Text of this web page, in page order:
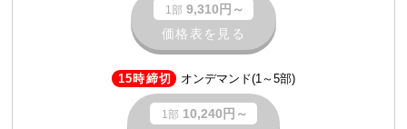
1部 9,310円～
価格表を見る
15時締切 オンデマンド(1～5部)
1部 10,240円～